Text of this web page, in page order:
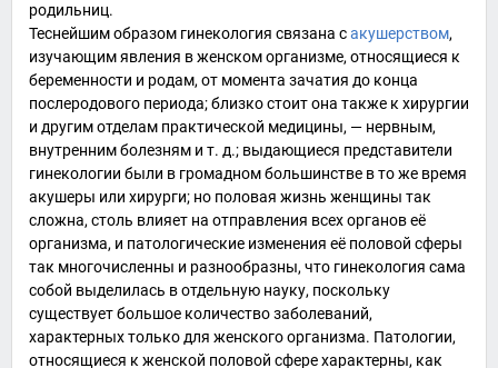
родильниц.
Теснейшим образом гинекология связана сакушерством,
изучающим явления в женском организме, относящиеся к
беременности и родам, от момента зачатия до конца
послеродового периода; близко стоит она также к хирургии
и другим отделам практической медицины, — нервным,
внутренним болезням и т. д.; выдающиеся представители
гинекологии были в громадном большинстве в то же время
акушеры или хирурги; но половая жизнь женщины так
сложна, столь влияет на отправления всех органов её
организма, и патологические изменения её половой сферы
так многочисленны и разнообразны, что гинекология сама
собой выделилась в отдельную науку, поскольку
существует большое количество заболеваний,
характерных только для женского организма. Патологии,
относящиеся к женской половой сфере характерны, как